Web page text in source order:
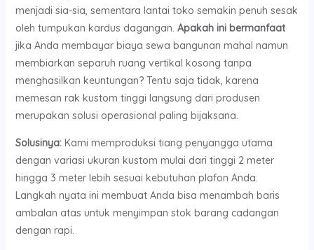
menjadi sia-sia, sementara lantai toko semakin penuh sesak
oleh tumpukan kardus dagangan. Apakah ini bermanfaat
jika Anda membayar biaya sewa bangunan mahal namun
membiarkan separuh ruang vertikal kosong tanpa
menghasilkan keuntungan? Tentu saja tidak, karena
memesan rak kustom tinggi langsung dari produsen
merupakan solusi operasional paling bijaksana.
Solusinya:Kami memproduksi tiang penyangga utama
dengan variasi ukuran kustom mulai dari tinggi 2 meter
hingga 3 meter lebih sesuai kebutuhan plafon Anda.
Langkah nyata ini membuat Anda bisa menambah baris
ambalan atas untuk menyimpan stok barang cadangan
dengan rapi.